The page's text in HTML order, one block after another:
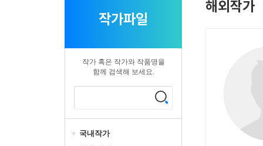
작가파일
작가 혹은 작가와 작품명을
함께 검색해 보세요.
국내작가
해외작가